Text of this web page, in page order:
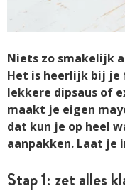
Niets zo smakelijk
Het is heerlijk bij
lekkere dipsaus of
maakt je eigen
dat kun je op heel
aanpakken. Laat je
Stap 1: zet alles